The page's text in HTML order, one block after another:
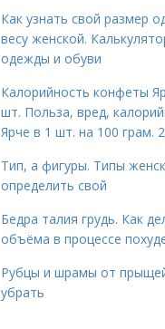
Как узнать свой размер
весу женской.
одежды и обуви
Калорийность конфеты
шт. Польза, вред,
Ярче в 1 шт. на 100 грам.
Тип, а фигуры. Типы
определить свой
Бедра талия грудь. Как
объёма в процессе
Рубцы и шрамы от
убрать